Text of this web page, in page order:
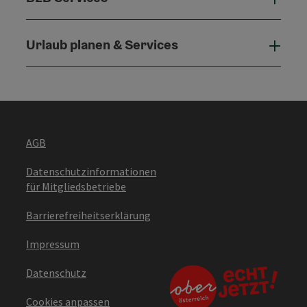
Urlaub planen & Services
AGB
Datenschutzinformationen
für Mitgliedsbetriebe
Barrierefreiheitserklärung
Impressum
Datenschutz
Cookies anpassen